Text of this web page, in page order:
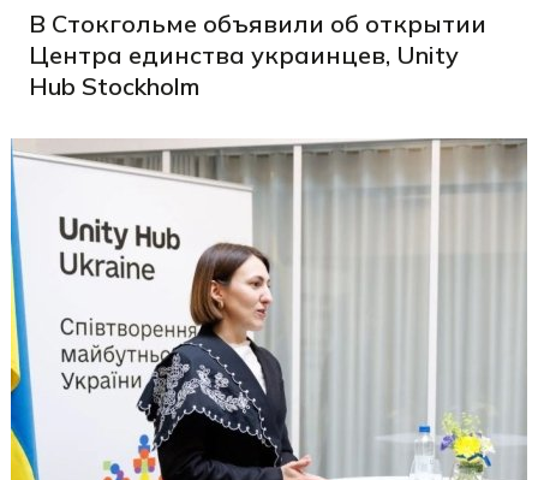
В Стокгольме объявили об открытии
Центра единства украинцев, Unity
Hub Stockholm